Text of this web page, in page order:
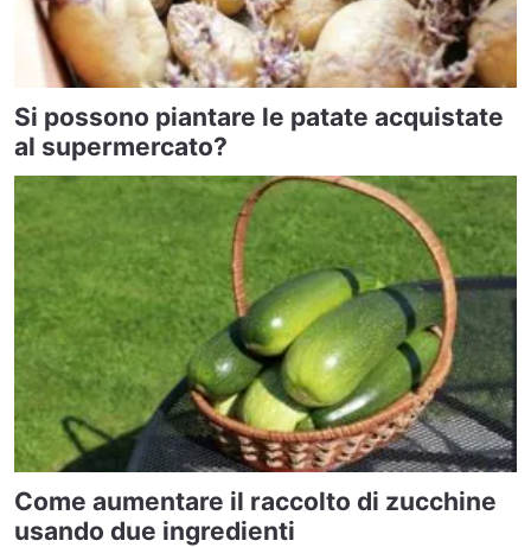
Si possono piantare le patate acquistate
al supermercato?
Come aumentare il raccolto di zucchine
usando due ingredienti